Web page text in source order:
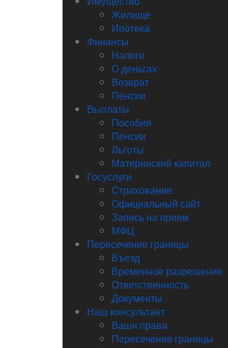
Жилище
Ипотека
Финансы
Налоги
О деньгах
Возврат
Пенсии
Выплаты
Пособия
Пенсии
Льготы
Материнский капитал
Госуслуги
Страхование
Официальный сайт
Запись на прием
МФЦ
Пересечение границы
Въезд
Временное разрешение
Ответственность
Документы
Наш консультант
Ваши права
Пересечение границы